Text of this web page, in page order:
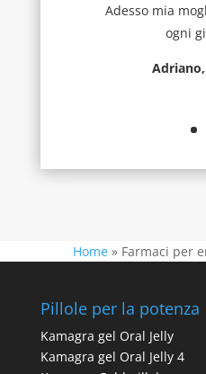
Adesso mia
ogni
Home » Farmaci per
Pillole per la potenza
Kamagra gel Oral Jelly
Kamagra gel Oral Jelly 4